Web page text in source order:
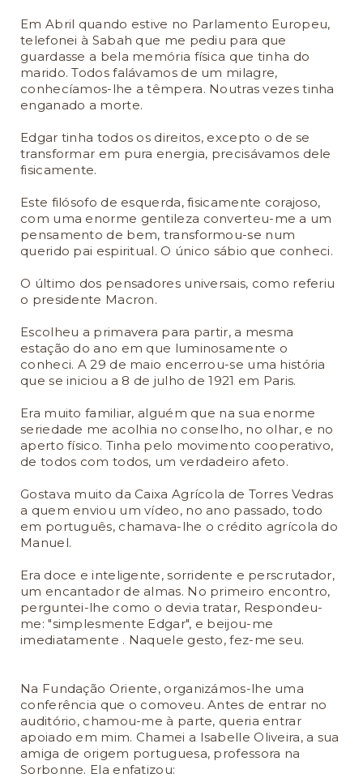
Em Abril quando estive no Parlamento Europeu,
telefonei à Sabah que me pediu para que
guardasse a bela memória física que tinha do
marido. Todos falávamos de um milagre,
conhecíamos-lhe a têmpera. Noutras vezes tinha
enganado a morte.
Edgar tinha todos os direitos, excepto o de se
transformar em pura energia, precisávamos dele
fisicamente.
Este filósofo de esquerda, fisicamente corajoso,
com uma enorme gentileza converteu-me a um
pensamento de bem, transformou-se num
querido pai espiritual. O único sábio que conheci.
O último dos pensadores universais, como referiu
o presidente Macron.
Escolheu a primavera para partir, a mesma
estação do ano em que luminosamente o
conheci. A 29 de maio encerrou-se uma história
que se iniciou a 8 de julho de 1921 em Paris.
Era muito familiar, alguém que na sua enorme
seriedade me acolhia no conselho, no olhar, e no
aperto físico. Tinha pelo movimento cooperativo,
de todos com todos, um verdadeiro afeto.
Gostava muito da Caixa Agrícola de Torres Vedras
a quem enviou um vídeo, no ano passado, todo
em português, chamava-lhe o crédito agrícola do
Manuel.
Era doce e inteligente, sorridente e perscrutador,
um encantador de almas. No primeiro encontro,
perguntei-lhe como o devia tratar, Respondeu-
me: "simplesmente Edgar", e beijou-me
imediatamente . Naquele gesto, fez-me seu.
Na Fundação Oriente, organizámos-lhe uma
conferência que o comoveu. Antes de entrar no
auditório, chamou-me à parte, queria entrar
apoiado em mim. Chamei a Isabelle Oliveira, a sua
amiga de origem portuguesa, professora na
Sorbonne. Ela enfatizou: